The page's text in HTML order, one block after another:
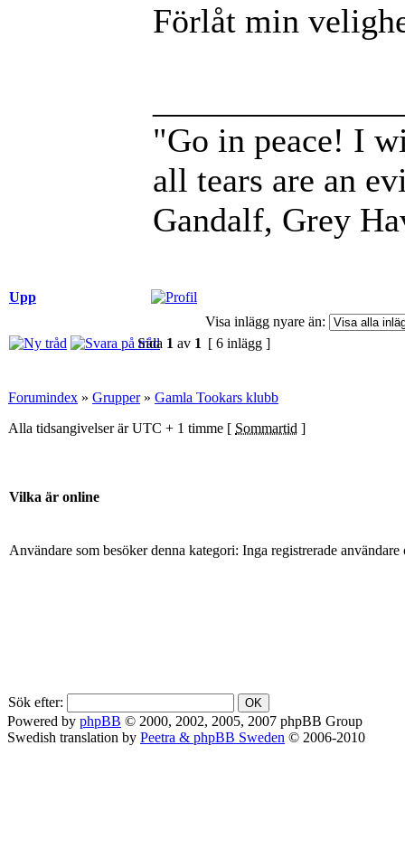
Förlåt min
"Go in peace! I
all tears are an
Gandalf, Grey
Upp
Visa inlägg nyare än:
Sida 1 av 1 [ 6 inlägg ]
Forumindex » Grupper» Gamla Tookars klubb
Alla tidsangivelser är UTC + 1 timme [ Sommartid ]
Vilka är online
Användare som besöker denna kategori: Inga registrerade användare
Sök efter:
Powered by phpBB © 2000, 2002, 2005, 2007 phpBB Group
Swedish translation by Peetra & phpBB Sweden © 2006-2010